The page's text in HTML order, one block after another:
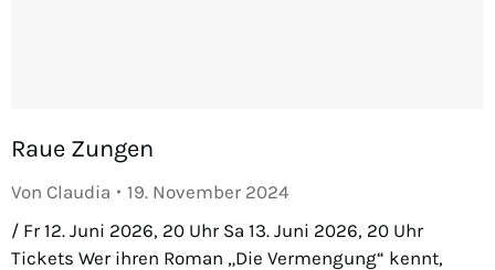
Raue Zungen
Von Claudia
19. November 2024
/ Fr 12. Juni 2026, 20 Uhr Sa 13. Juni 2026, 20 Uhr
Tickets Wer ihren Roman „Die Vermengung“ kennt,